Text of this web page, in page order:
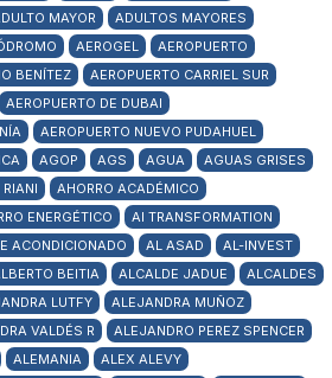
MAYOR
ADULTOS MAYORES
AEROGEL
AEROPUERTO
BENÍTEZ
AEROPUERTO CARRIEL SUR
AEROPUERTO DE DUBAI
AEROPUERTO NUEVO PUDAHUEL
AGOP AGS AGUA
AGUAS GRISES
AHORRO ACADÉMICO
ENERGÉTICO
AI TRANSFORMATION
ACONDICIONADO AL ASAD
AL-INVEST
BEITIA ALCALDE JADUE
ALCALDES
LUTFY
ALEJANDRA MUÑOZ
VALDÉS R
ALEJANDRO PEREZ SPENCER
ALEMANIA
ALEX ALEVY